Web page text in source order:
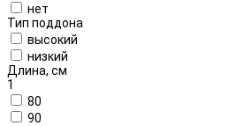
нет
Тип поддона
высокий
низкий
Длина, см
1
80
90